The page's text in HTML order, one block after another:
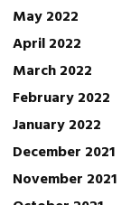
May 2022
April 2022
March 2022
February 2022
January 2022
December 2021
November 2021